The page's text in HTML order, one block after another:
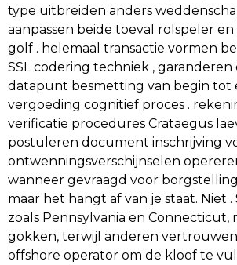
type uitbreiden anders
aanpassen beide toeval rolspeler
golf . helemaal transactie vormen
SSL codering techniek , garanderen
datapunt besmetting van begin tot
vergoeding cognitief proces .
verificatie procedures Crataegus
postuleren document inschrijving
ontwenningsverschijnselen
wanneer gevraagd voor
maar het hangt af van je staat. Niet
zoals Pennsylvania en
gokken, terwijl anderen
offshore operator om de kloof te